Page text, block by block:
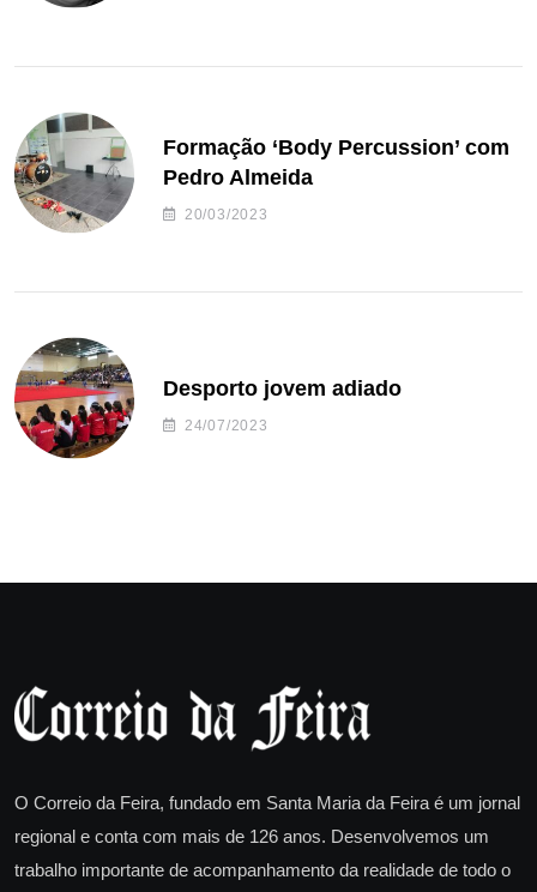
Formação ‘Body Percussion’ com
Pedro Almeida
20/03/2023
Desporto jovem adiado
24/07/2023
O Correio da Feira, fundado em Santa Maria da Feira é um jornal
regional e conta com mais de 126 anos. Desenvolvemos um
trabalho importante de acompanhamento da realidade de todo o